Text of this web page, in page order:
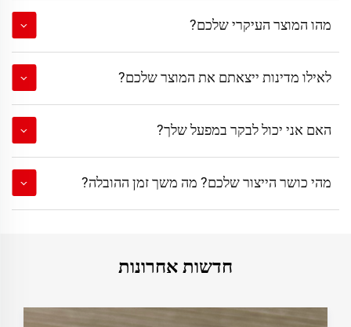
מהו המוצר העיקרי שלכם?
לאילו מדינות ייצאתם את המוצר שלכם?
האם אני יכול לבקר במפעל שלך?
מהי כושר הייצור שלכם? מה משך זמן ההובלה?
חדשות אחרונות